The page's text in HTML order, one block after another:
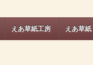
えあ草紙工房 えあ草